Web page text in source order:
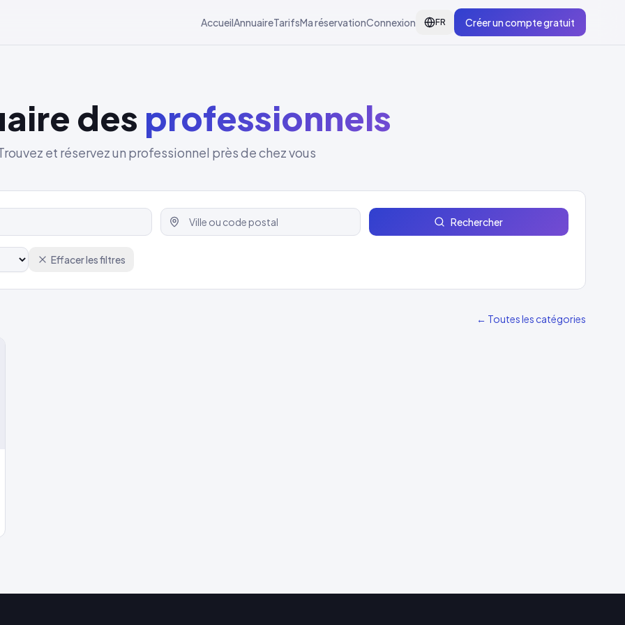
AccueilAnnuaireTarifsMa réservationConnexion FR Créer un compte gratuit
des professionnels
et réservez un professionnel près de chez vous
Rechercher
Effacer les filtres
← Toutes les catégories